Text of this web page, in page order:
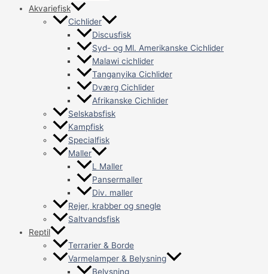
Akvariefisk
Cichlider
Discusfisk
Syd- og Ml. Amerikanske Cichlider
Malawi cichlider
Tanganyika Cichlider
Dværg Cichlider
Afrikanske Cichlider
Selskabsfisk
Kampfisk
Specialfisk
Maller
L Maller
Pansermaller
Div. maller
Rejer, krabber og snegle
Saltvandsfisk
Reptil
Terrarier & Borde
Varmelamper & Belysning
Belysning